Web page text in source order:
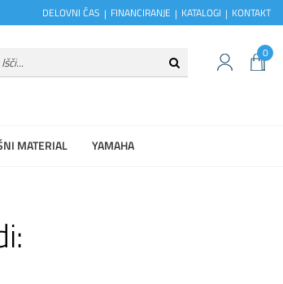
DELOVNI ČAS FINANCIRANJE KATALOGI KONTAKT
0
MATERIAL YAMAHA